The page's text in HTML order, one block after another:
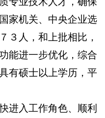
家机关、中央企业选
３人，和上批相比，
能进一步优化，综合
有硕士以上学历，平
入工作角色、顺利